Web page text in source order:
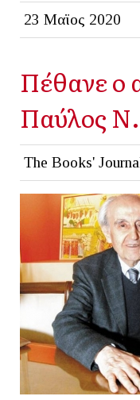
23 Μαϊος 2020
Πέθανε ο
Παύλος Ν.
The Books'